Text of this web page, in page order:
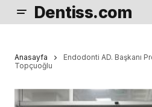
Dentiss.com
Anasayfa
Endodonti AD. Başkanı
Topçuoğlu